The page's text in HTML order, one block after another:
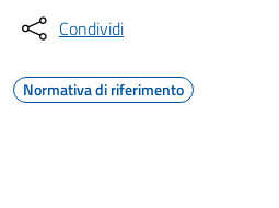
Condividi
Normativa di riferimento